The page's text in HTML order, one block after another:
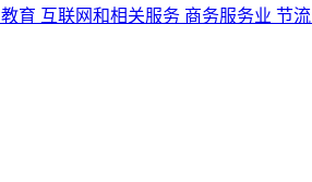
教育 互联网和相关服务 商务服务业 节流